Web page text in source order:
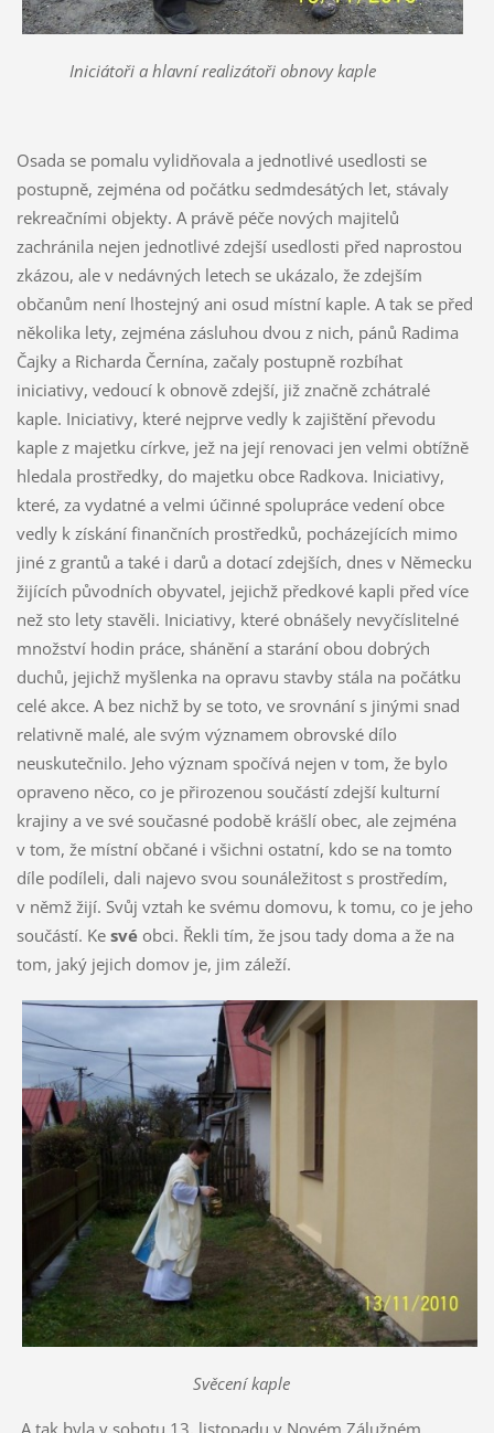
Iniciátoři a hlavní realizátoři obnovy kaple
Osada se pomalu vylidňovala a jednotlivé usedlosti se
postupně, zejména od počátku sedmdesátých let, stávaly
rekreačními objekty. A právě péče nových majitelů
zachránila nejen jednotlivé zdejší usedlosti před naprostou
zkázou, ale v nedávných letech se ukázalo, že zdejším
občanům není lhostejný ani osud místní kaple. A tak se před
několika lety, zejména zásluhou dvou z nich, pánů Radima
Čajky a Richarda Černína, začaly postupně rozbíhat
iniciativy, vedoucí k obnově zdejší, již značně zchátralé
kaple. Iniciativy, které nejprve vedly k zajištění převodu
kaple z majetku církve, jež na její renovaci jen velmi obtížně
hledala prostředky, do majetku obce Radkova. Iniciativy,
které, za vydatné a velmi účinné spolupráce vedení obce
vedly k získání finančních prostředků, pocházejících mimo
jiné z grantů a také i darů a dotací zdejších, dnes v Německu
žijících původních obyvatel, jejichž předkové kapli před více
než sto lety stavěli. Iniciativy, které obnášely nevyčíslitelné
množství hodin práce, shánění a starání obou dobrých
duchů, jejichž myšlenka na opravu stavby stála na počátku
celé akce. A bez nichž by se toto, ve srovnání s jinými snad
relativně malé, ale svým významem obrovské dílo
neuskutečnilo. Jeho význam spočívá nejen v tom, že bylo
opraveno něco, co je přirozenou součástí zdejší kulturní
krajiny a ve své současné podobě krášlí obec, ale zejména
v tom, že místní občané i všichni ostatní, kdo se na tomto
díle podíleli, dali najevo svou sounáležitost s prostředím,
v němž žijí. Svůj vztah ke svému domovu, k tomu, co je jeho
součástí. Ke svéobci. Řekli tím, že jsou tady doma a že na
tom, jaký jejich domov je, jim záleží.
Svěcení kaple
A tak byla v sobotu 13. listopadu v Novém Zálužném